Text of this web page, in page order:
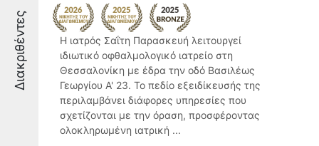
Διακριθέντες
Η ιατρός Σαΐτη Παρασκευή λειτουργεί
ιδιωτικό οφθαλμολογικό ιατρείο στη
Θεσσαλονίκη με έδρα την οδό Βασιλέως
Γεωργίου Α' 23. Το πεδίο εξειδίκευσής της
περιλαμβάνει διάφορες υπηρεσίες που
σχετίζονται με την όραση, προσφέροντας
ολοκληρωμένη ιατρική ...